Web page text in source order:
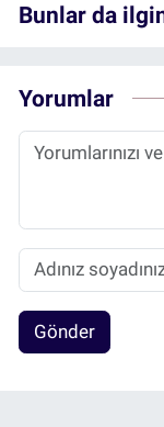
Bunlar da
Yorumlar
Gönder